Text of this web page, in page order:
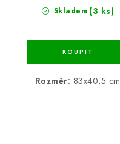
Skladem (3 ks)
Rozměr: 83x40,5 cm